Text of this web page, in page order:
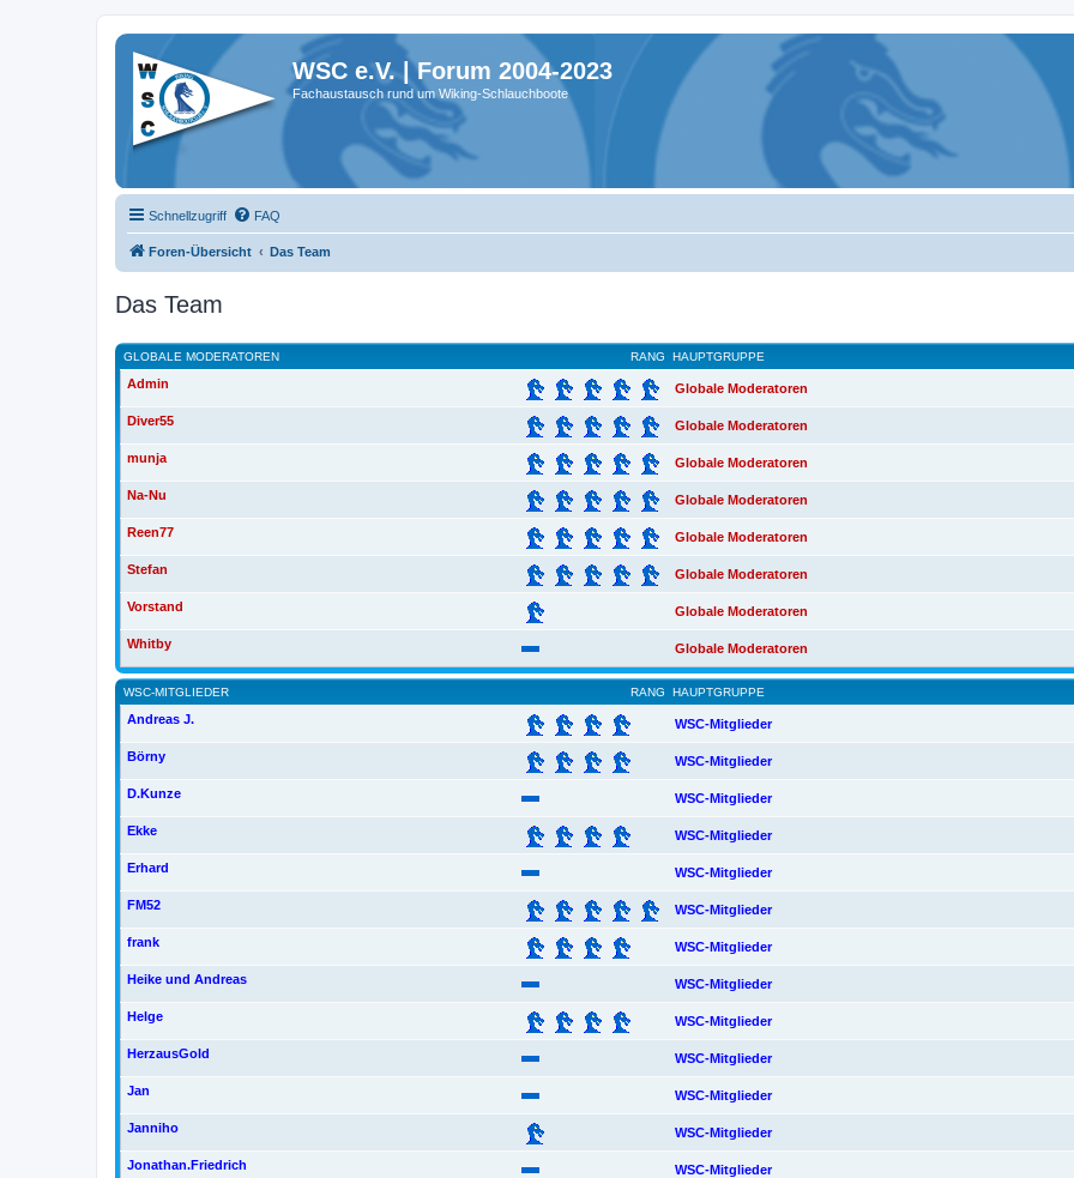
WSC e.V. | Forum 2004-2023
Fachaustausch rund um Wiking-Schlauchboote
Schnellzugriff FAQ
Foren-Übersicht Das Team
Das Team
RANG
GLOBALE MODERATOREN HAUPTGRUPPE
Admin Globale Moderatoren
Diver55 Globale Moderatoren
munja Globale Moderatoren
Na-Nu Globale Moderatoren
Reen77 Globale Moderatoren
Stefan Globale Moderatoren
Vorstand Globale Moderatoren
Whitby Globale Moderatoren
RANG
WSC-MITGLIEDER HAUPTGRUPPE
Andreas J. WSC-Mitglieder
Börny WSC-Mitglieder
D.Kunze WSC-Mitglieder
Ekke WSC-Mitglieder
Erhard WSC-Mitglieder
FM52 WSC-Mitglieder
frank WSC-Mitglieder
Heike und Andreas WSC-Mitglieder
Helge WSC-Mitglieder
HerzausGold WSC-Mitglieder
Jan WSC-Mitglieder
Janniho WSC-Mitglieder
Jonathan.Friedrich WSC-Mitglieder